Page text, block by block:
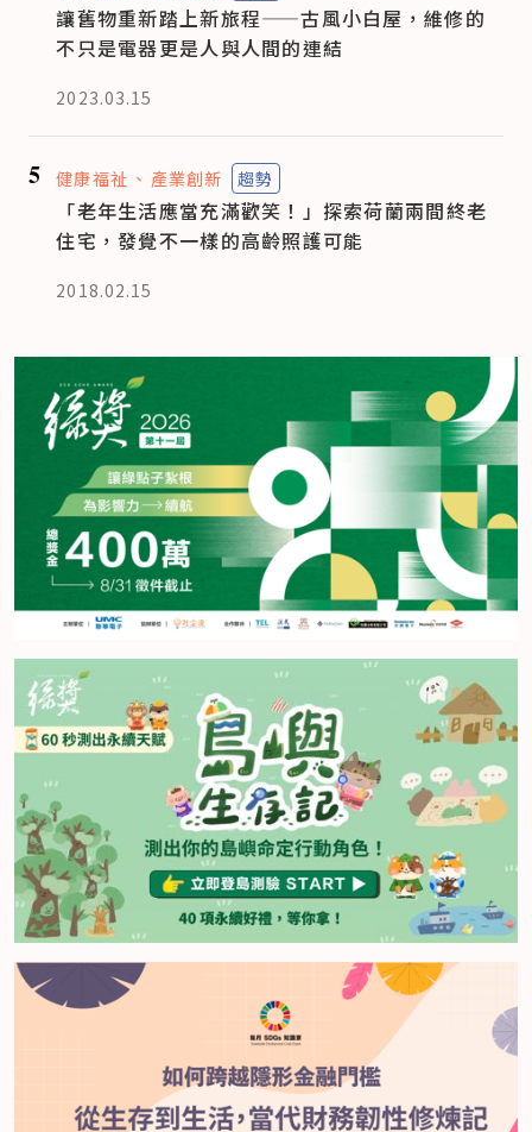
讓舊物重新踏上新旅程——古風小白屋，維修的
不只是電器更是人與人間的連結
2023.03.15
5 健康福祉 產業創新 趨勢
「老年生活應當充滿歡笑！」探索荷蘭兩間終老
住宅，發覺不一樣的高齡照護可能
2018.02.15